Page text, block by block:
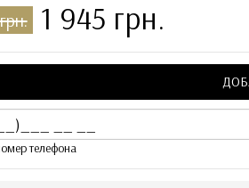
1 945 грн.
телефона